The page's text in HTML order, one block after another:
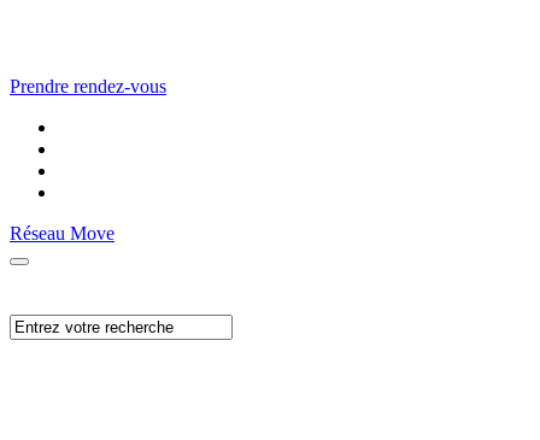
Prendre rendez-vous
Réseau Move